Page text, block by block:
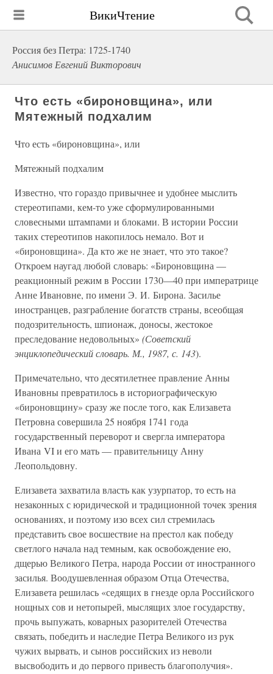
ВикиЧтение
Россия без Петра: 1725-1740
Анисимов Евгений Викторович
Что есть «бироновщина», или
Мятежный подхалим
Что есть «бироновщина», или
Мятежный подхалим
Известно, что гораздо привычнее и удобнее мыслить
стереотипами, кем-то уже сформулированными
словесными штампами и блоками. В истории России
таких стереотипов накопилось немало. Вот и
«бироновщина». Да кто же не знает, что это такое?
Откроем наугад любой словарь: «Бироновщина —
реакционный режим в России 1730—40 при императрице
Анне Ивановне, по имени Э. И. Бирона. Засилье
иностранцев, разграбление богатств страны, всеобщая
подозрительность, шпионаж, доносы, жестокое
преследование недовольных» (Советский
энциклопедический словарь. М., 1987, с. 143).
Примечательно, что десятилетнее правление Анны
Ивановны превратилось в историографическую
«бироновщину» сразу же после того, как Елизавета
Петровна совершила 25 ноября 1741 года
государственный переворот и свергла императора
Ивана VI и его мать — правительницу Анну
Леопольдовну.
Елизавета захватила власть как узурпатор, то есть на
незаконных с юридической и традиционной точек зрения
основаниях, и поэтому изо всех сил стремилась
представить свое восшествие на престол как победу
светлого начала над темным, как освобождение ею,
дщерью Великого Петра, народа России от иностранного
засилья. Воодушевленная образом Отца Отечества,
Елизавета решилась «седящих в гнезде орла Российского
нощных сов и нетопырей, мыслящих злое государству,
прочь выпужать, коварных разорителей Отечества
связать, победить и наследие Петра Великого из рук
чужих вырвать, и сынов российских из неволи
высвободить и до первого привесть благополучия».